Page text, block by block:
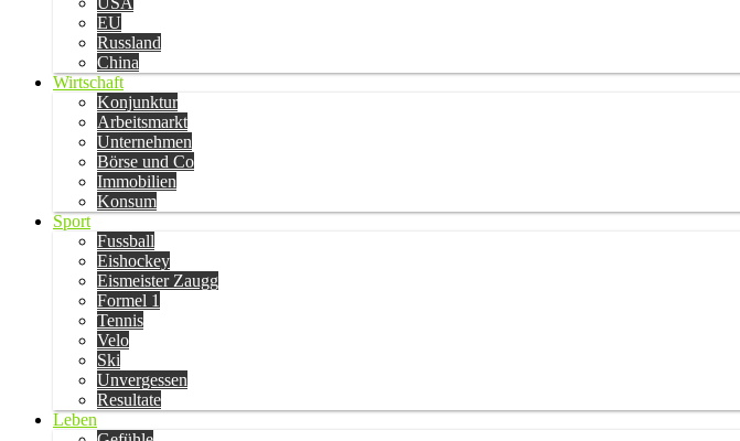
EU
Russland
China
Wirtschaft
Konjunktur
Arbeitsmarkt
Unternehmen
Börse und Co
Immobilien
Konsum
Sport
Fussball
Eishockey
Eismeister Zaugg
Formel 1
Tennis
Velo
Ski
Unvergessen
Resultate
Leben